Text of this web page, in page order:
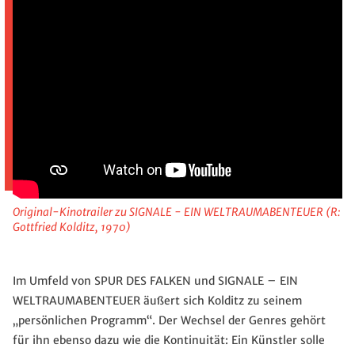
Original-Kinotrailer zu SIGNALE - EIN WELTRAUMABENTEUER (R:
Gottfried Kolditz, 1970)
Im Umfeld von SPUR DES FALKEN und SIGNALE – EIN
WELTRAUMABENTEUER äußert sich Kolditz zu seinem
„persönlichen Programm“. Der Wechsel der Genres gehört
für ihn ebenso dazu wie die Kontinuität: Ein Künstler solle